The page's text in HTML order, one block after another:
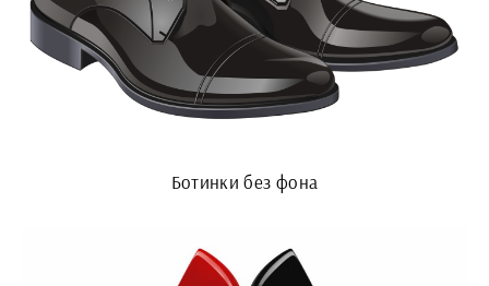
Ботинки без фона